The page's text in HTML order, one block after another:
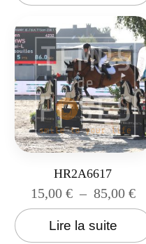
HR2A6617
15,00 € – 85,00 €
Lire la suite